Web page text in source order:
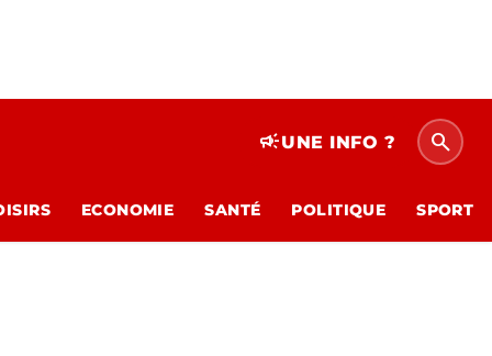
campaignUNE INFO ? search
ECONOMIE SANTÉ POLITIQUE SPORT